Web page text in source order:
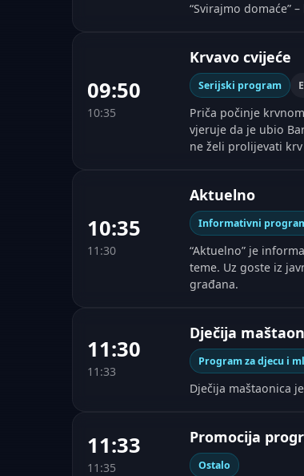
“Svirajmo domaće”
09:50
10:35
Krvavo cvijeće
Serijski program
Priča počinje
vjeruje da je ubio
ne želi prolijevati
10:35
11:30
Aktuelno
Informativni
“Aktuelno” je
teme. Uz goste iz
građana.
11:30
11:33
Dječija
Program za djecu i
Dječija maštaonica
11:33
11:35
Promocija
Ostalo